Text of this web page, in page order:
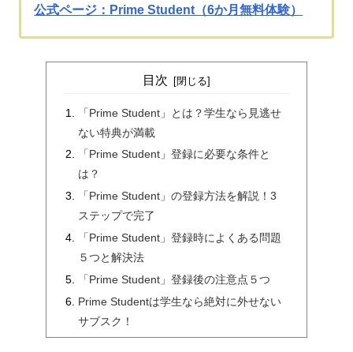
公式ページ：Prime Student（6か月無料体験）
目次
「Prime Student」とは？学生なら見逃せ
ない特典が満載
「Prime Student」登録に必要な条件と
は？
「Prime Student」の登録方法を解説！3
ステップで完了
「Prime Student」登録時によくある問題
５つと解決法
「Prime Student」登録後の注意点５つ
Prime Studentは学生なら絶対に外せない
サブスク！